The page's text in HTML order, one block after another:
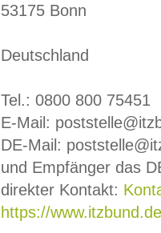
53175 Bonn
Deutschland
Tel.: 0800 800 75451
E-Mail:
DE-Mail:
und Empfänger das
direkter Kontakt:
https://